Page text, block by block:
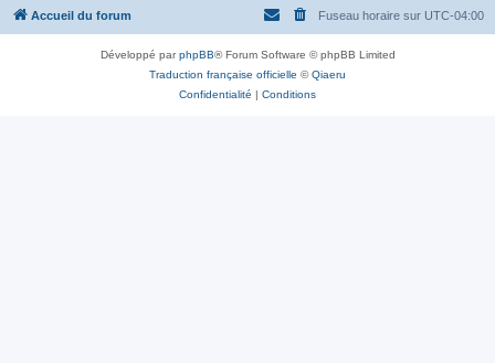
Accueil du forum Fuseau horaire sur UTC-04:00
Développé parphpBB® Forum Software © phpBB Limited
Traduction française officielle ©Qiaeru
Confidentialité | Conditions